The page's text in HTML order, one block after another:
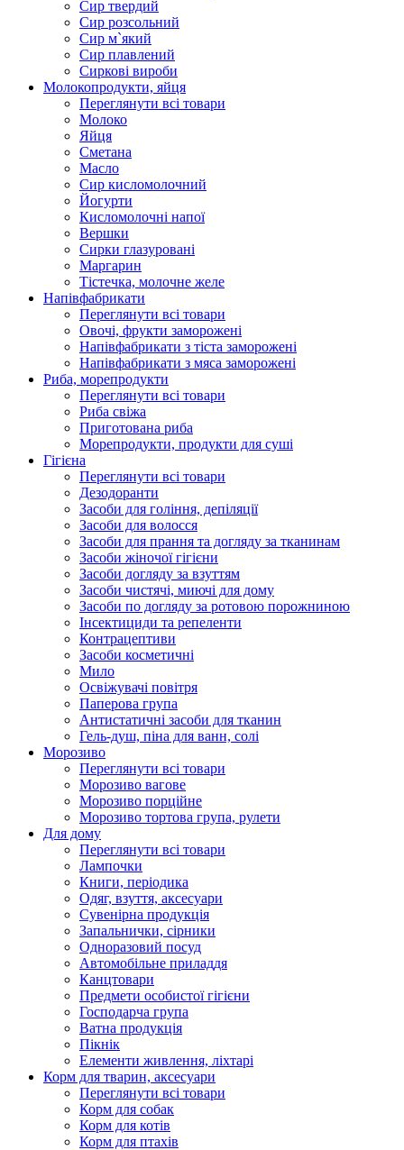
Сир твердий
Сир розсольний
Сир м`який
Сир плавлений
Сиркові вироби
Молокопродукти, яйця
Переглянути всі товари
Молоко
Яйця
Сметана
Масло
Сир кисломолочний
Йогурти
Кисломолочні напої
Вершки
Сирки глазуровані
Маргарин
Тістечка, молочне желе
Напівфабрикати
Переглянути всі товари
Овочі, фрукти заморожені
Напівфабрикати з тіста заморожені
Напівфабрикати з мяса заморожені
Риба, морепродукти
Переглянути всі товари
Риба свіжа
Приготована риба
Морепродукти, продукти для суші
Гігієна
Переглянути всі товари
Дезодоранти
Засоби для гоління, депіляції
Засоби для волосся
Засоби для прання та догляду за тканинам
Засоби жіночої гігієни
Засоби догляду за взуттям
Засоби чистячі, миючі для дому
Засоби по догляду за ротовою порожниною
Інсектициди та репеленти
Контрацептиви
Засоби косметичні
Мило
Освіжувачі повітря
Паперова група
Антистатичні засоби для тканин
Гель-душ, піна для ванн, солі
Морозиво
Переглянути всі товари
Морозиво вагове
Морозиво порційне
Морозиво тортова група, рулети
Для дому
Переглянути всі товари
Лампочки
Книги, періодика
Одяг, взуття, аксесуари
Сувенірна продукція
Запальнички, сірники
Одноразовий посуд
Автомобільне приладдя
Канцтовари
Предмети особистої гігієни
Господарча група
Ватна продукція
Пікнік
Елементи живлення, ліхтарі
Корм для тварин, аксесуари
Переглянути всі товари
Корм для собак
Корм для котів
Корм для птахів